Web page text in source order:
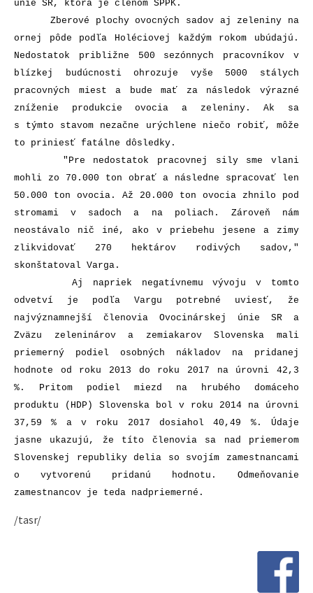
únie SR, ktorá je členom SPPK.
Zberové plochy ovocných sadov aj zeleniny na
ornej pôde podľa Holéciovej každým rokom ubúdajú.
Nedostatok približne 500 sezónnych pracovníkov v
blízkej budúcnosti ohrozuje vyše 5000 stálych
pracovných miest a bude mať za následok výrazné
zníženie produkcie ovocia a zeleniny. Ak sa
s týmto stavom nezačne urýchlene niečo robiť, môže
to priniesť fatálne dôsledky.
"Pre nedostatok pracovnej sily sme vlani
mohli zo 70.000 ton obrať a následne spracovať len
50.000 ton ovocia. Až 20.000 ton ovocia zhnilo pod
stromami v sadoch a na poliach. Zároveň nám
neostávalo nič iné, ako v priebehu jesene a zimy
zlikvidovať 270 hektárov rodivých sadov,"
skonštatoval Varga.
Aj napriek negatívnemu vývoju v tomto
odvetví je podľa Vargu potrebné uviesť, že
najvýznamnejší členovia Ovocinárskej únie SR a
Zväzu zeleninárov a zemiakarov Slovenska mali
priemerný podiel osobných nákladov na pridanej
hodnote od roku 2013 do roku 2017 na úrovni 42,3
%. Pritom podiel miezd na hrubého domáceho
produktu (HDP) Slovenska bol v roku 2014 na úrovni
37,59 % a v roku 2017 dosiahol 40,49 %. Údaje
jasne ukazujú, že títo členovia sa nad priemerom
Slovenskej republiky delia so svojím zamestnancami
o vytvorenú pridanú hodnotu. Odmeňovanie
zamestnancov je teda nadpriemerné.
/tasr/